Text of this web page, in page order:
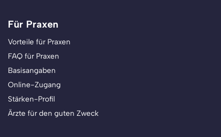
Für Praxen
Vorteile für Praxen
FAQ für Praxen
Basisangaben
Online-Zugang
Stärken-Profil
Ärzte für den guten Zweck